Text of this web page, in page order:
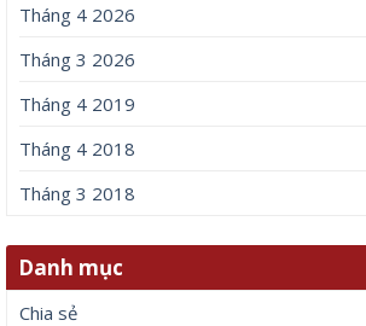
Tháng 4 2026
Tháng 3 2026
Tháng 4 2019
Tháng 4 2018
Tháng 3 2018
Danh mục
Chia sẻ